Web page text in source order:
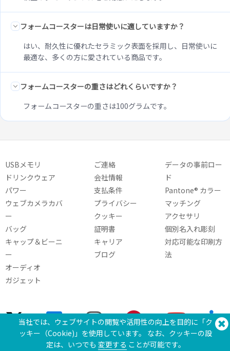
フォームコースターは日常使いに適していますか？
はい、耐久性に優れたセラミック表面を採用し、日常使いに
最適な、多くの方に愛されている商品です。
フォームコースターの重さはどれくらいですか？
フォームコースターの重さは100グラムです。
USBメモリ
ドリンクウェア
パワー
ウェブカメラカバ
ー
バッグ
キャップ＆ビーニ
ー
オーディオ
ガジェット
ご連絡
会社情報
支払条件
プライバシー
クッキー
証明書
キャリア
ブログ
データの事前ロー
ド
Pantone® カラー
マッチング
アクセサリ
個別名入れ彫刻
対応可能な印刷方
法
当社では、ウェブサイトの閲覧や活用性の向上を目的に「ク
ッキー（Cookie)」を使用しています。 なお、クッキーの設
定は、いつでも 変更する ことが可能です。